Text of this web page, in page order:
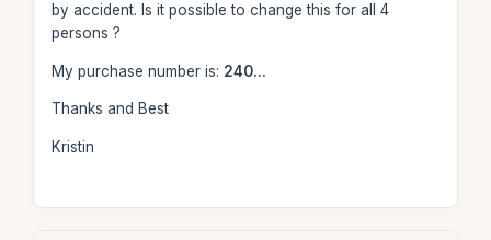
by accident. Is it possible to change this for all 4
persons ?
My purchase number is: 240...
Thanks and Best
Kristin